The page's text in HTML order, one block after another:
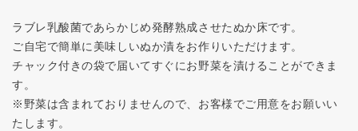
ラブレ乳酸菌であらかじめ発酵熟成させたぬか床です。
ご自宅で簡単に美味しいぬか漬をお作りいただけます。
チャック付きの袋で届いてすぐにお野菜を漬けることができま
す。
※野菜は含まれておりませんので、お客様でご用意をお願いい
たします。